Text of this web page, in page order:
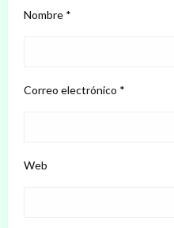
Nombre *
Correo electrónico *
Web